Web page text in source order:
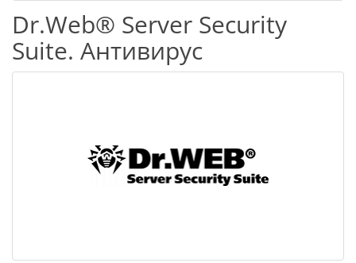
Dr.Web® Server Security
Suite. Антивирус